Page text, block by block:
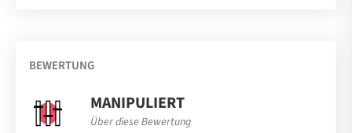
BEWERTUNG
MANIPULIERT
Über diese Bewertung